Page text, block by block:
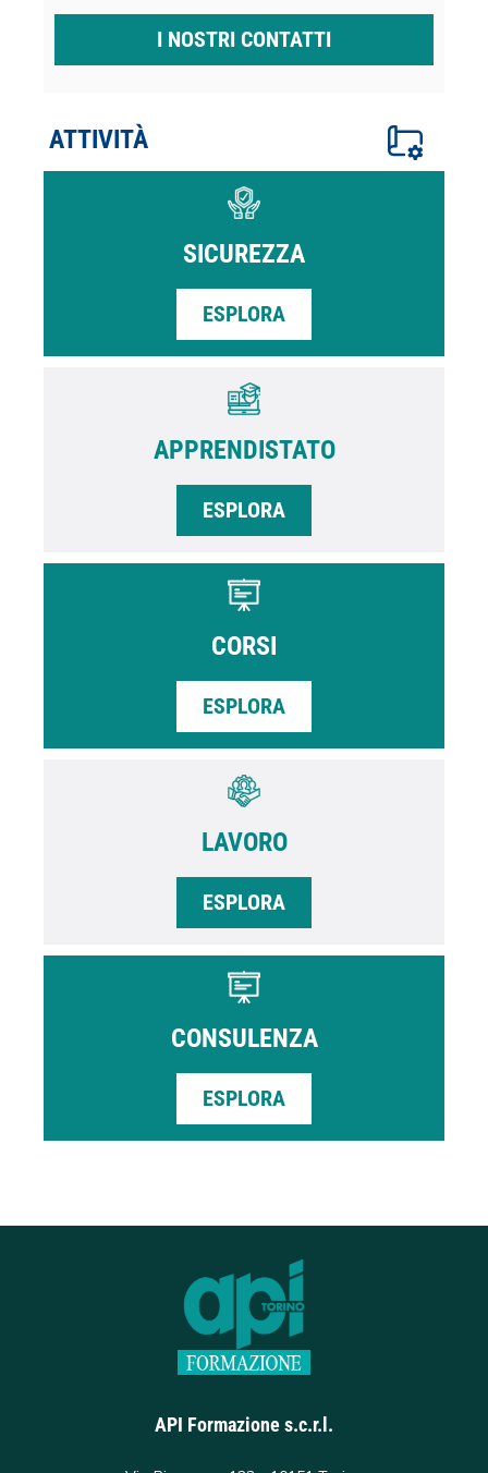
I NOSTRI CONTATTI
ATTIVITÀ
SICUREZZA
ESPLORA
APPRENDISTATO
ESPLORA
CORSI
ESPLORA
LAVORO
ESPLORA
CONSULENZA
ESPLORA
API Formazione s.c.r.l.